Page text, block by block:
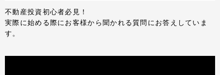
不動産投資初心者必見！
実際に始める際にお客様から聞かれる質問にお答えしていま
す。